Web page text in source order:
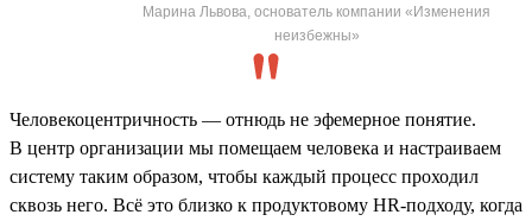
Марина Львова, основатель компании «Изменения
неизбежны»
Человекоцентричность — отнюдь не эфемерное понятие.
В центр организации мы помещаем человека и настраиваем
систему таким образом, чтобы каждый процесс проходил
сквозь него. Всё это близко к продуктовому HR-подходу, когда